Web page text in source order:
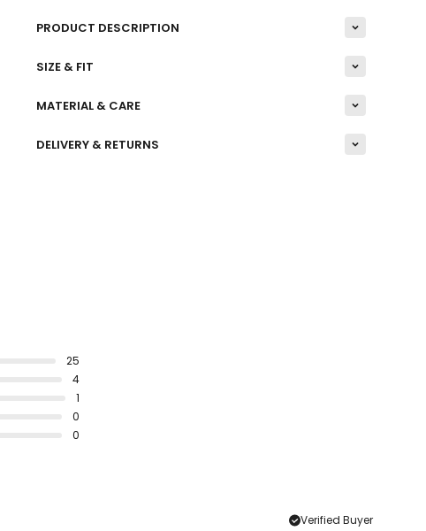
PRODUCT DESCRIPTION
SIZE & FIT
MATERIAL & CARE
DELIVERY & RETURNS
25
4
1
0
0
Verified Buyer